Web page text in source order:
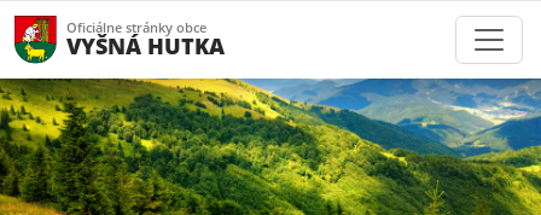
Oficiálne stránky obce
VYŠNÁ HUTKA